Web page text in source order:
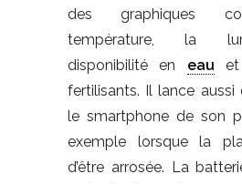
des graphiques
température, la
disponibilité en eau et
fertilisants. Il lance aussi
le smartphone de son
exemple lorsque la
d’être arrosée. La